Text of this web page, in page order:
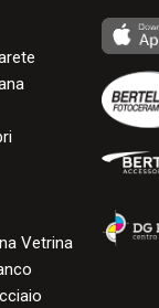
Vetrina